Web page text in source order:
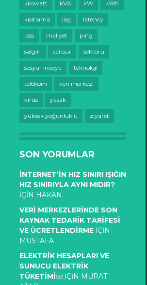
kilowatt kVA kW kWh
kısıtlama lag latency
loss maliyet ping
salgın sansür sektörü
sosyal medya teknoloji
telekom veri merkezi
virüs yasak
yüksek yoğunluklu ziyaret
SON YORUMLAR
İNTERNET’IN HIZ SINIRI IŞIĞIN
HIZ SINIRIYLA AYNI MIDIR?
IÇIN HAKAN
VERI MERKEZLERINDE SON
KAYNAK TEDARIK TARIFESI
VE ÜCRETLENDIRME IÇIN
MUSTAFA
ELEKTRIK HESAPLARI VE
SUNUCU ELEKTRIK
TÜKETIMI￼ IÇIN MURAT